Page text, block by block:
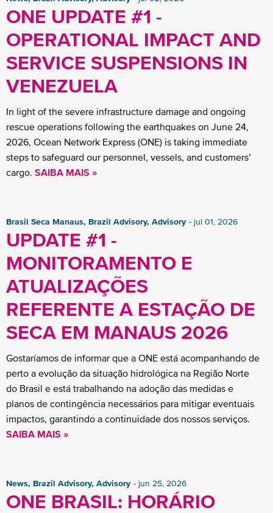
ONE UPDATE #1 -
OPERATIONAL IMPACT AND
SERVICE SUSPENSIONS IN
VENEZUELA
In light of the severe infrastructure damage and ongoing
rescue operations following the earthquakes on June 24,
2026, Ocean Network Express (ONE) is taking immediate
steps to safeguard our personnel, vessels, and customers’
cargo. SAIBA MAIS »
Brasil Seca Manaus, Brazil Advisory, Advisory jul 01, 2026
UPDATE #1 -
MONITORAMENTO E
ATUALIZAÇÕES
REFERENTE A ESTAÇÃO DE
SECA EM MANAUS 2026
Gostaríamos de informar que a ONE está acompanhando de
perto a evolução da situação hidrológica na Região Norte
do Brasil e está trabalhando na adoção das medidas e
planos de contingência necessários para mitigar eventuais
impactos, garantindo a continuidade dos nossos serviços.
SAIBA MAIS »
News, Brazil Advisory, Advisory jun 25, 2026
ONE BRASIL: HORÁRIO